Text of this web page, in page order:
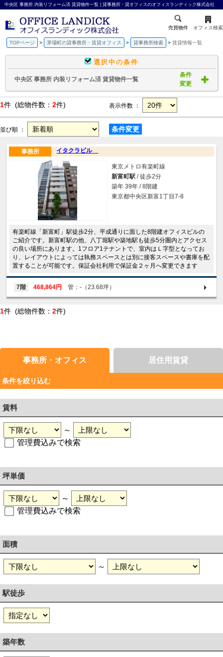
中央区 事務所 内装リフォーム済 賃貸物件一覧 | 貸事務所・貸オフィスのオフィスランディック株式会社
売買物件 オフィス検索
TOPページ 茅場町の貸事務所・賃貸オフィス 貸事務所検索 賃貸情報一覧
選択中の条件
中央区 事務所 内装リフォーム済 賃貸物件一覧
条件
変更
1件 (総物件数： 2件) 表示件数 ：
並び順 ： 条件変更
イタクラビル
事務所
東京メトロ有楽町線
新富町駅 / 徒歩2分
築年 39年 / 8階建
東京都中央区新富1丁目7-8
有楽町線「新富町」駅徒歩2分、平成通りに面した8階建オフィスビルの
ご紹介です。新富町駅の他、八丁堀駅や築地駅も徒歩5分圏内とアクセス
の良い場所にあります。1フロア1テナントで、室内はＬ字型となってお
り、レイアウトによっては執務スペースとは別に接客スペースや書庫を配
置することが可能です。保証会社利用で保証金２ヶ月へ変更できます
7階 468,864円 管：-（23.68坪）
1件 (総物件数： 2件)
事務所・オフィス 居住用賃貸
条件を絞り込む
賃料
～
管理費込みで検索
坪単価
～
管理費込みで検索
面積
～
駅徒歩
築年数